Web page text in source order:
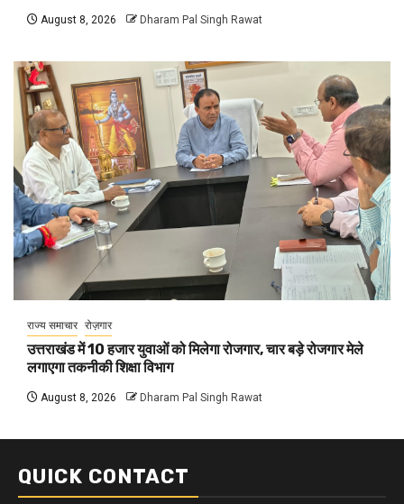
August 8, 2026 Dharam Pal Singh Rawat
राज्य समाचार रोज़गार
उत्तराखंड में 10 हजार युवाओं को मिलेगा रोजगार, चार बड़े रोजगार मेले
लगाएगा तकनीकी शिक्षा विभाग
August 8, 2026 Dharam Pal Singh Rawat
QUICK CONTACT